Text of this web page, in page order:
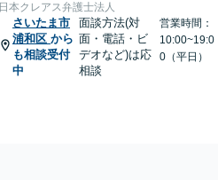
日本クレアス弁護士法人
さいたま市
浦和区 から
も相談受付
中
面談方法(対
面・電話・ビ
デオなど)は応
相談
営業時間：
10:00~19:0
0（平日）